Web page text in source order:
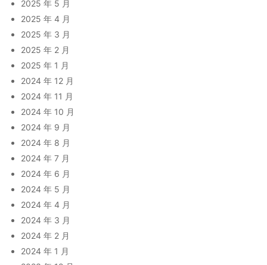
2025 年 5 月
2025 年 4 月
2025 年 3 月
2025 年 2 月
2025 年 1 月
2024 年 12 月
2024 年 11 月
2024 年 10 月
2024 年 9 月
2024 年 8 月
2024 年 7 月
2024 年 6 月
2024 年 5 月
2024 年 4 月
2024 年 3 月
2024 年 2 月
2024 年 1 月